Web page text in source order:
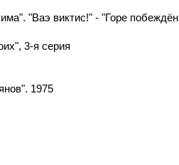
"Ваэ виктис!" - "Горе
3-я серия
1975